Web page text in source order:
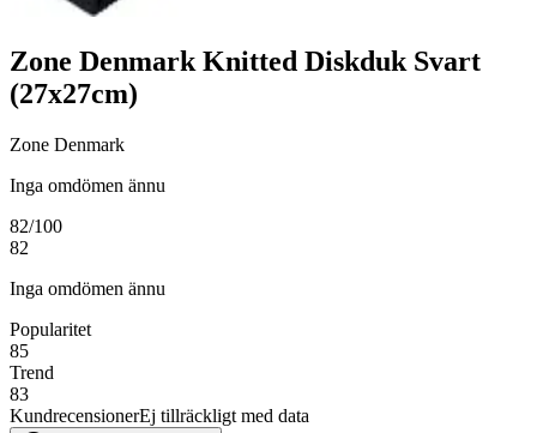
Zone Denmark Knitted Diskduk Svart
(27x27cm)
Zone Denmark
Inga omdömen ännu
82/100
82
Inga omdömen ännu
Popularitet
85
Trend
83
KundrecensionerEj tillräckligt med data